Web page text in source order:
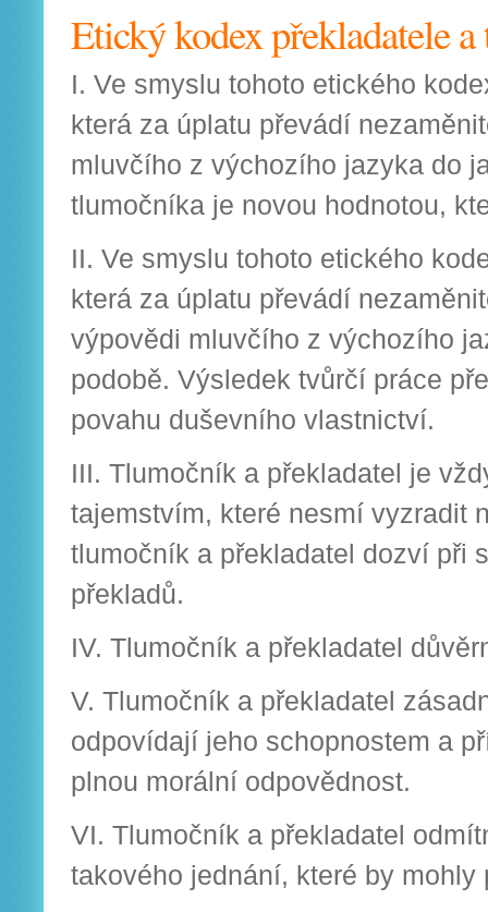
Etický kodex překladatele
I. Ve smyslu tohoto etického
která za úplatu převádí
mluvčího z výchozího jazyka do
tlumočníka je novou hodnotou,
II. Ve smyslu tohoto etického
která za úplatu převádí
výpovědi mluvčího z výchozího
podobě. Výsledek tvůrčí práce
povahu duševního vlastnictví.
III. Tlumočník a překladatel je
tajemstvím, které nesmí vyzradit
tlumočník a překladatel dozví při
překladů.
IV. Tlumočník a překladatel
V. Tlumočník a překladatel
odpovídají jeho schopnostem a
plnou morální odpovědnost.
VI. Tlumočník a překladatel
takového jednání, které by